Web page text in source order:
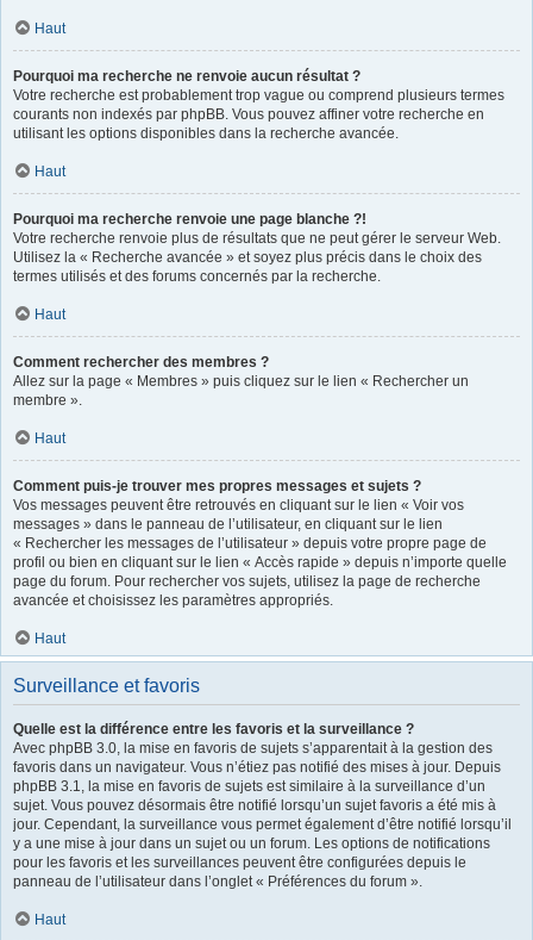
Haut
Pourquoi ma recherche ne renvoie aucun résultat ?
Votre recherche est probablement trop vague ou comprend plusieurs termes
courants non indexés par phpBB. Vous pouvez affiner votre recherche en
utilisant les options disponibles dans la recherche avancée.
Haut
Pourquoi ma recherche renvoie une page blanche ?!
Votre recherche renvoie plus de résultats que ne peut gérer le serveur Web.
Utilisez la « Recherche avancée » et soyez plus précis dans le choix des
termes utilisés et des forums concernés par la recherche.
Haut
Comment rechercher des membres ?
Allez sur la page « Membres » puis cliquez sur le lien « Rechercher un
membre ».
Haut
Comment puis-je trouver mes propres messages et sujets ?
Vos messages peuvent être retrouvés en cliquant sur le lien « Voir vos
messages » dans le panneau de l’utilisateur, en cliquant sur le lien
« Rechercher les messages de l’utilisateur » depuis votre propre page de
profil ou bien en cliquant sur le lien « Accès rapide » depuis n’importe quelle
page du forum. Pour rechercher vos sujets, utilisez la page de recherche
avancée et choisissez les paramètres appropriés.
Haut
Surveillance et favoris
Quelle est la différence entre les favoris et la surveillance ?
Avec phpBB 3.0, la mise en favoris de sujets s’apparentait à la gestion des
favoris dans un navigateur. Vous n’étiez pas notifié des mises à jour. Depuis
phpBB 3.1, la mise en favoris de sujets est similaire à la surveillance d’un
sujet. Vous pouvez désormais être notifié lorsqu’un sujet favoris a été mis à
jour. Cependant, la surveillance vous permet également d’être notifié lorsqu’il
y a une mise à jour dans un sujet ou un forum. Les options de notifications
pour les favoris et les surveillances peuvent être configurées depuis le
panneau de l’utilisateur dans l’onglet « Préférences du forum ».
Haut